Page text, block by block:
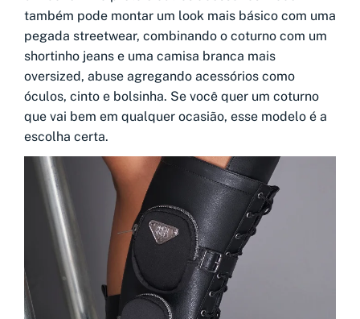
também pode montar um look mais básico com uma
pegada streetwear, combinando o coturno com um
shortinho jeans e uma camisa branca mais
oversized, abuse agregando acessórios como
óculos, cinto e bolsinha. Se você quer um coturno
que vai bem em qualquer ocasião, esse modelo é a
escolha certa.